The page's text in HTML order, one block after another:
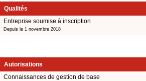
Qualités
Entreprise soumise à inscription
Depuis le 1 novembre 2018
Autorisations
Connaissances de gestion de base